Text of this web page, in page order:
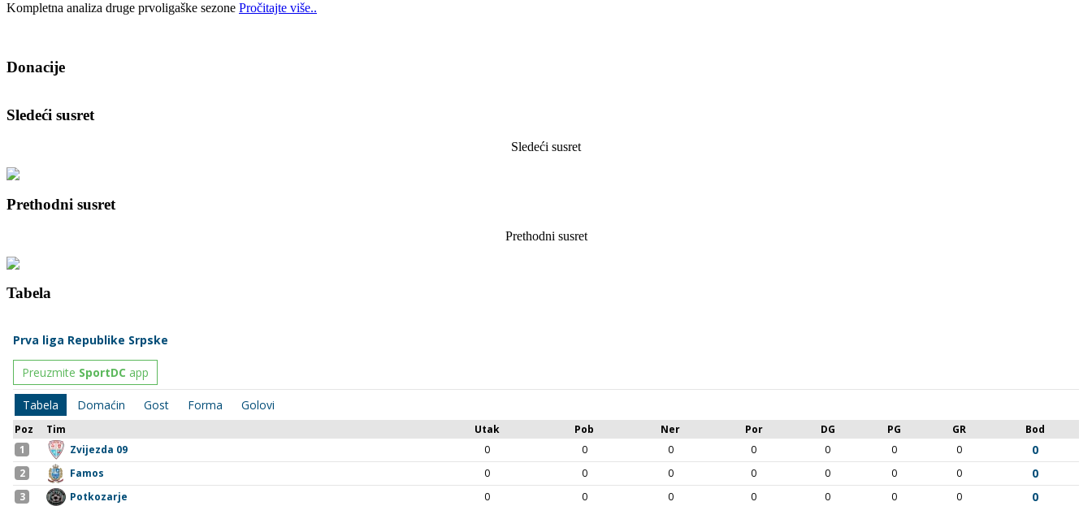
Kompletna analiza druge prvoligaške sezone Pročitajte više..
Donacije
Sledeći susret
Sledeći susret
Prethodni susret
Prethodni susret
Tabela